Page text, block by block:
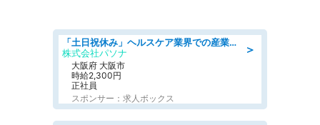
＞
「土日祝休み」ヘルスケア業界での産業保健師業務/看護師/高時給/要資格:正看護師
株式会社パソナ
大阪府 大阪市
時給2,300円
正社員
スポンサー：求人ボックス